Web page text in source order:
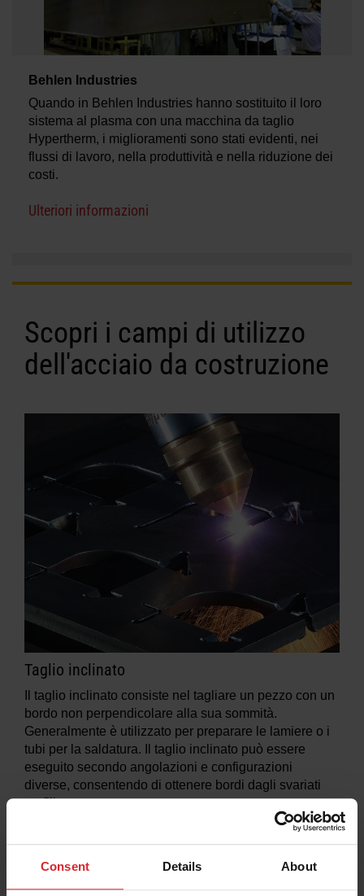
Consent Details About
Behlen Industries
Quando in Behlen Industries hanno sostituito il loro
sistema al plasma con una macchina da taglio
Hypertherm, i miglioramenti sono stati evidenti, nei
flussi di lavoro, nella produttività e nella riduzione dei
costi.
Ulteriori informazioni
Scopri i campi di utilizzo
dell'acciaio da costruzione
Taglio inclinato
Il taglio inclinato consiste nel tagliare un pezzo con un
bordo non perpendicolare alla sua sommità.
Generalmente è utilizzato per preparare le lamiere o i
tubi per la saldatura. Il taglio inclinato può essere
eseguito secondo angolazioni e configurazioni
diverse, consentendo di ottenere bordi dagli svariati
profili.